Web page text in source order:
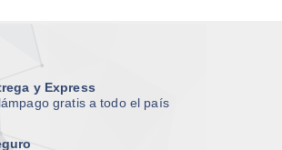
y Express
gratis a todo el país